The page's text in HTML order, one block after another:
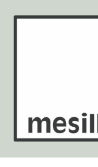
Ga
Ga
Wandtegels